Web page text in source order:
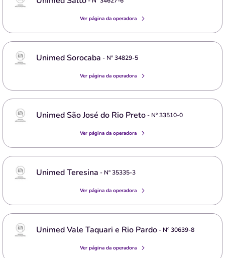
Ver página da operadora
Unimed Sorocaba - Nº34829-5
Ver página da operadora
Unimed São José do Rio Preto- Nº33510-0
Ver página da operadora
Unimed Teresina - Nº35335-3
Ver página da operadora
Unimed Vale Taquari e Rio Pardo- Nº30639-8
Ver página da operadora